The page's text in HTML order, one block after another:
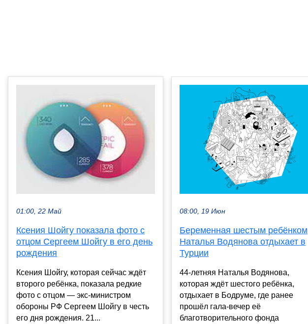
01:00, 22 Май
Ксения Шойгу показала фото с
отцом Сергеем Шойгу в его день
рождения
Ксения Шойгу, которая сейчас ждёт
второго ребёнка, показала редкие
фото с отцом — экс-министром
обороны РФ Сергеем Шойгу в честь
его дня рождения. 21...
08:00, 19 Июн
Беременная шестым ребёнком
Наталья Водянова отдыхает в
Турции
44-летняя Наталья Водянова,
которая ждёт шестого ребёнка,
отдыхает в Бодруме, где ранее
прошёл гала-вечер её
благотворительного фонда